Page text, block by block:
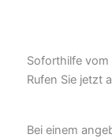
Soforthilfe vom
Rufen Sie jetzt
Bei einem